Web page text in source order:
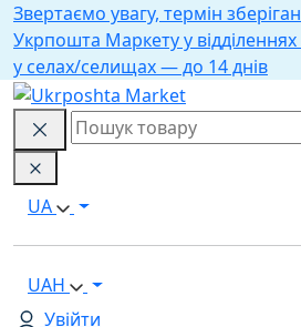
Звертаємо увагу, термін
Укрпошта Маркету у
у селах/селищах — до 14 днів
UA
UAH
Увійти